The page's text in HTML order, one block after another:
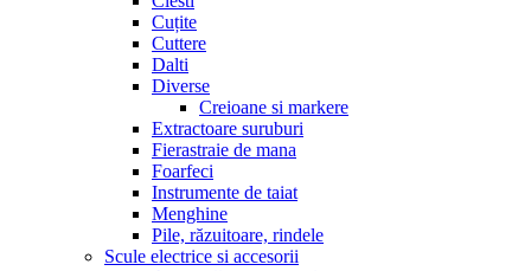
Cuțite
Cuttere
Dalti
Diverse
Creioane si markere
Extractoare suruburi
Fierastraie de mana
Foarfeci
Instrumente de taiat
Menghine
Pile, răzuitoare, rindele
Scule electrice si accesorii